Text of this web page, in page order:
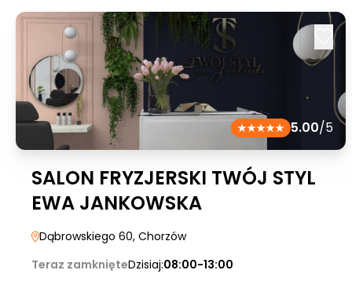
5.00/5
SALON FRYZJERSKI TWÓJ STYL
EWA JANKOWSKA
Dąbrowskiego 60, Chorzów
Teraz zamknięteDzisiaj:08:00-13:00